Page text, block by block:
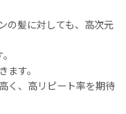
の髪に対しても、高次元
ます。
く、高リピート率を期待